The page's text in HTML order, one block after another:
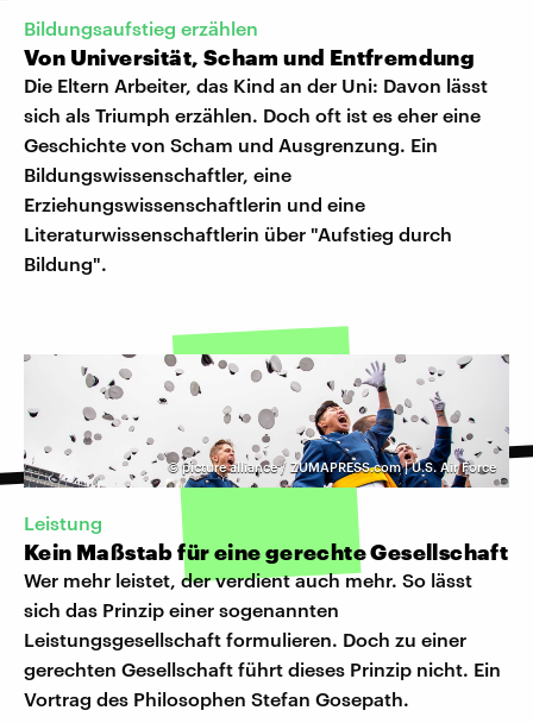
Bildungsaufstieg erzählen
Von Universität, Scham und Entfremdung
Die Eltern Arbeiter, das Kind an der Uni: Davon lässt
sich als Triumph erzählen. Doch oft ist es eher eine
Geschichte von Scham und Ausgrenzung. Ein
Bildungswissenschaftler, eine
Erziehungswissenschaftlerin und eine
Literaturwissenschaftlerin über "Aufstieg durch
Bildung".
© picture alliance / ZUMAPRESS.com | U.S. Air Force
Leistung
Kein Maßstab für eine gerechte Gesellschaft
Wer mehr leistet, der verdient auch mehr. So lässt
sich das Prinzip einer sogenannten
Leistungsgesellschaft formulieren. Doch zu einer
gerechten Gesellschaft führt dieses Prinzip nicht. Ein
Vortrag des Philosophen Stefan Gosepath.